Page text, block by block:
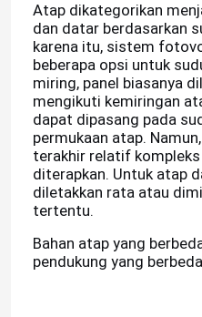
Atap dikategorikan
dan datar berdasarkan
karena itu, sistem
beberapa opsi untuk
miring, panel biasanya
mengikuti kemiringan
dapat dipasang pada
permukaan atap.
terakhir relatif
diterapkan. Untuk atap
diletakkan rata atau
tertentu.
Bahan atap yang
pendukung yang